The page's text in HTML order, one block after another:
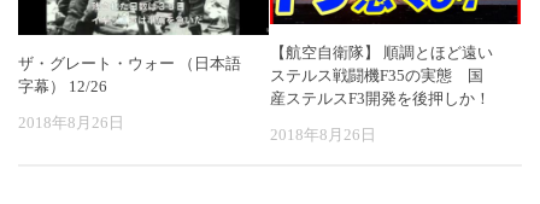
ザ・グレート・ウォー （日本語
字幕） 12/26
2018年8月26日
【航空自衛隊】 順調とほど遠い
ステルス戦闘機F35の実態 国
産ステルスF3開発を後押しか！
2018年8月26日